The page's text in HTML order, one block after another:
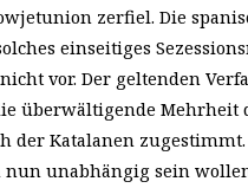
zerfiel. Die
einseitiges
vor. Der geltenden
überwältigende Mehrheit
der Katalanen
nun unabhängig sein